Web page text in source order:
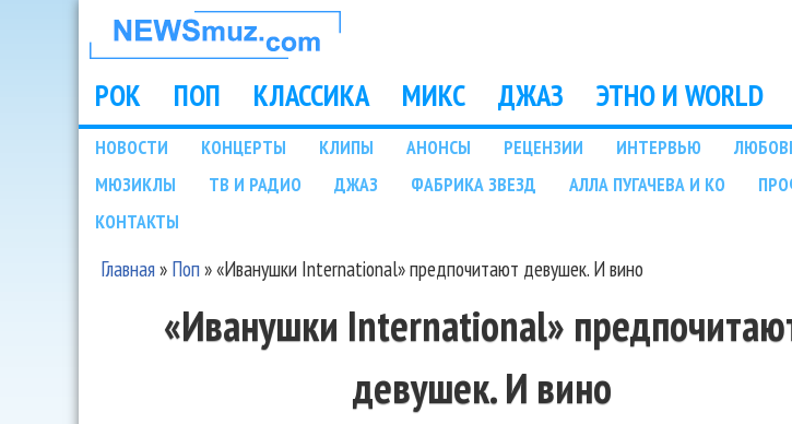
НОВОСТИ
МУЗЫКИ И
ШОУ БИЗНЕСА
NEWSMUZ.COM
Main menu
РОК ПОП КЛАССИКА МИКС ДЖАЗ ЭТНО И WORLD
Подразделы
НОВОСТИ КОНЦЕРТЫ КЛИПЫ АНОНСЫ РЕЦЕНЗИИ ИНТЕРВЬЮ
МЮЗИКЛЫ
ТВ И РАДИО ДЖАЗ ФАБРИКА ЗВЕЗД АЛЛА ПУГАЧЕВА И КО
КОНТАКТЫ
Главная» Поп»«Иванушки International» предпочитают девушек. И вино
«Иванушки International»
девушек. И вино